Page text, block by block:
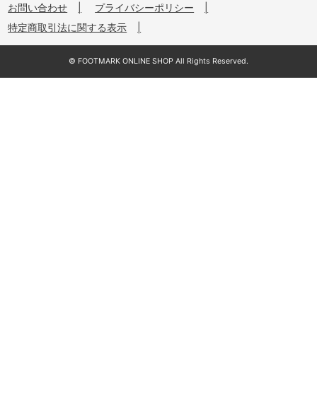
お問い合わせ
プライバシーポリシー
特定商取引法に関する表示
©︎ FOOTMARK ONLINE SHOP All Rights Reserved.